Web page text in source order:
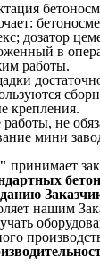
дозатор
в
работы.
крепления.
не
мини
принимает
нашим